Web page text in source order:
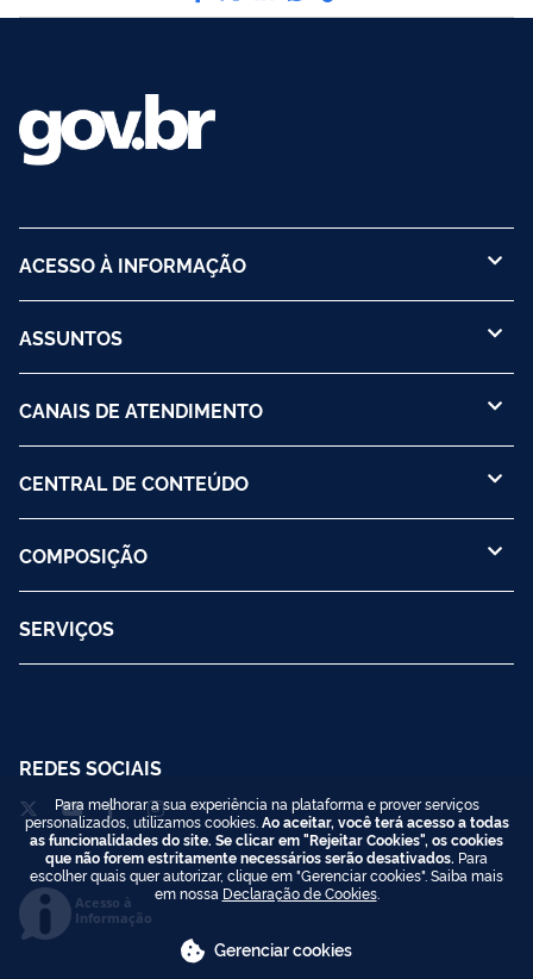
ACESSO À INFORMAÇÃO
ASSUNTOS
CANAIS DE ATENDIMENTO
CENTRAL DE CONTEÚDO
COMPOSIÇÃO
SERVIÇOS
REDES SOCIAIS
Acesso à
Informação
Para melhorar a sua experiência na plataforma e prover serviços
personalizados, utilizamos cookies. Ao aceitar, você terá acesso a todas
as funcionalidades do site. Se clicar em "Rejeitar Cookies", os cookies
que não forem estritamente necessários serão desativados. Para
escolher quais quer autorizar, clique em "Gerenciar cookies". Saiba mais
em nossa Declaração de Cookies.
Gerenciar cookies